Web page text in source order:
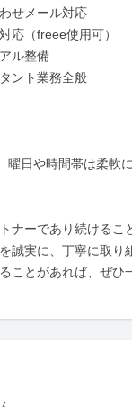
せメール対応
応（freee使用可）
ル整備
ント業務全般
曜日や時間帯は柔軟
ナーであり続けるこ
誠実に、丁寧に取り
ことがあれば、ぜひ